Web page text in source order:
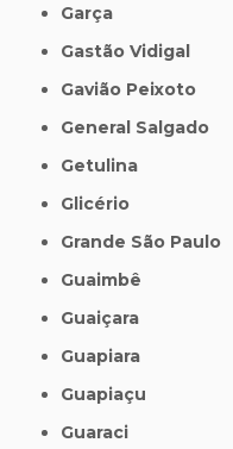
Garça
Gastão Vidigal
Gavião Peixoto
General Salgado
Getulina
Glicério
Grande São Paulo
Guaimbê
Guaiçara
Guapiara
Guapiaçu
Guaraci